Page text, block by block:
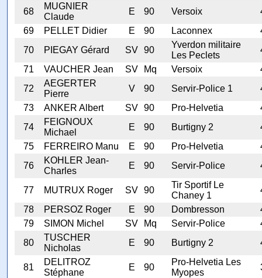
68
MUGNIER
Claude
E 90 Versoix
69
PELLET Didier E 90 Laconnex
70
PIEGAY Gérard SV 90
Yverdon militaire
Les Peclets
71
VAUCHER Jean SV Mq Versoix
72
AEGERTER
Pierre
V 90 Servir-Police 1
73
ANKER Albert SV 90 Pro-Helvetia
74
FEIGNOUX
Michael
E 90 Burtigny 2
75
FERREIRO Manu E 90 Pro-Helvetia
76
KOHLER Jean-
Charles
E 90 Servir-Police
77 MUTRUX Roger SV 90
Tir Sportif Le
Chaney 1
78
PERSOZ Roger E 90 Dombresson
79
SIMON Michel SV Mq Servir-Police
80
TUSCHER
Nicholas
E 90 Burtigny 2
81
DELITROZ
Stéphane
E 90
Pro-Helvetia Les
Myopes